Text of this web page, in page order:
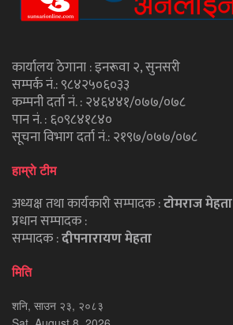
कार्यालय ठेगाना : इनरूवा २, सुनसरी
सम्पर्क नं.: ९८४२५०६०३३
कम्पनी दर्ता नं. : २४६४४१/०७७/०७८
पान नं. : ६०९८४१८४०
सूचना विभाग दर्ता नं.: २१९७/०७७/०७८
हाम्राे टीम
अध्यक्ष तथा कार्यकारी सम्पादक :टाेमराज मेहता
प्रधान सम्पादक :
सम्पादक :दीपनारायण मेहता
मिति
शनि, साउन २३, २०८३